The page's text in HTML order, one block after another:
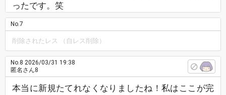
ったです。笑
No.7
削除されたレス （自レス削除）
No.8 2026/03/31 19:38
匿名さん8
本当に新規たてれなくなりましたね！私はここが完